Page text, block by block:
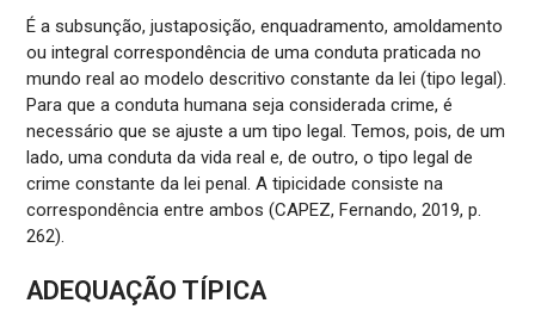
É a subsunção, justaposição, enquadramento, amoldamento
ou integral correspondência de uma conduta praticada no
mundo real ao modelo descritivo constante da lei (tipo legal).
Para que a conduta humana seja considerada crime, é
necessário que se ajuste a um tipo legal. Temos, pois, de um
lado, uma conduta da vida real e, de outro, o tipo legal de
crime constante da lei penal. A tipicidade consiste na
correspondência entre ambos (CAPEZ, Fernando, 2019, p.
262).
ADEQUAÇÃO TÍPICA